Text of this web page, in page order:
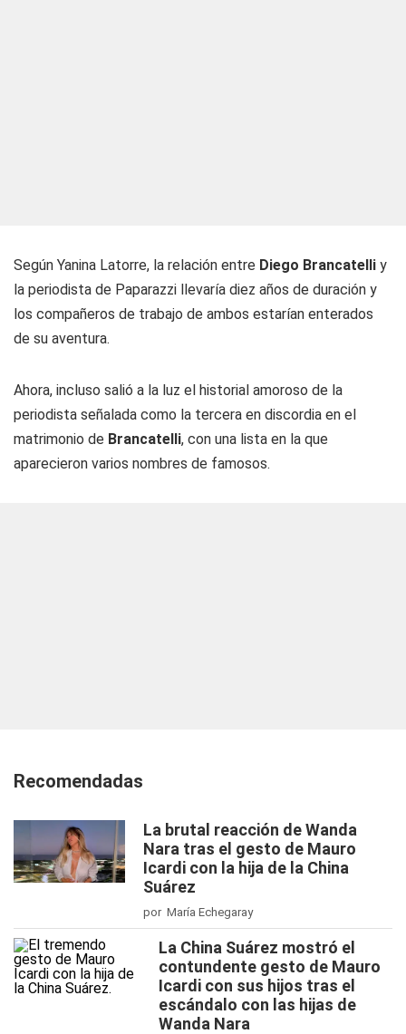
Según Yanina Latorre, la relación entre Diego Brancatelli y
la periodista de Paparazzi llevaría diez años de duración y
los compañeros de trabajo de ambos estarían enterados
de su aventura.
Ahora, incluso salió a la luz el historial amoroso de la
periodista señalada como la tercera en discordia en el
matrimonio de Brancatelli, con una lista en la que
aparecieron varios nombres de famosos.
Recomendadas
La brutal reacción de Wanda
Nara tras el gesto de Mauro
Icardi con la hija de la China
Suárez
por María Echegaray
La China Suárez mostró el
contundente gesto de Mauro
Icardi con sus hijos tras el
escándalo con las hijas de
Wanda Nara